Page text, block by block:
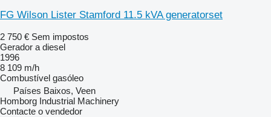
FG Wilson Lister Stamford 11.5 kVA generatorset
2 750 € Sem impostos
Gerador a diesel
1996
8 109 m/h
Combustível gasóleo
Países Baixos, Veen
Homborg Industrial Machinery
Contacte o vendedor